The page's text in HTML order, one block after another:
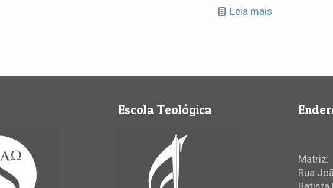
Leia mais
Escola Teológica
Matriz:
Rua